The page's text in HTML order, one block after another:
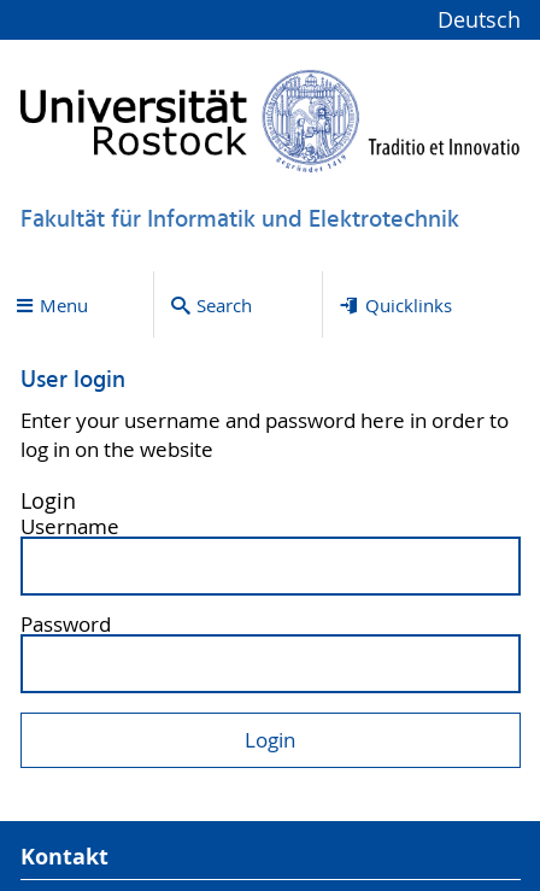
Deutsch
Fakultät für Informatik und Elektrotechnik
Menu Search Quicklinks
User login
Enter your username and password here in order to
log in on the website
Login
Username
Password
Kontakt